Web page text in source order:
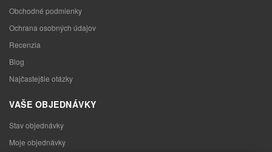
Obchodné podmienky
Ochrana osobných údajov
Recenzia
Blog
Najčastejšie otázky
VAŠE OBJEDNÁVKY
Stav objednávky
Moje objednávky